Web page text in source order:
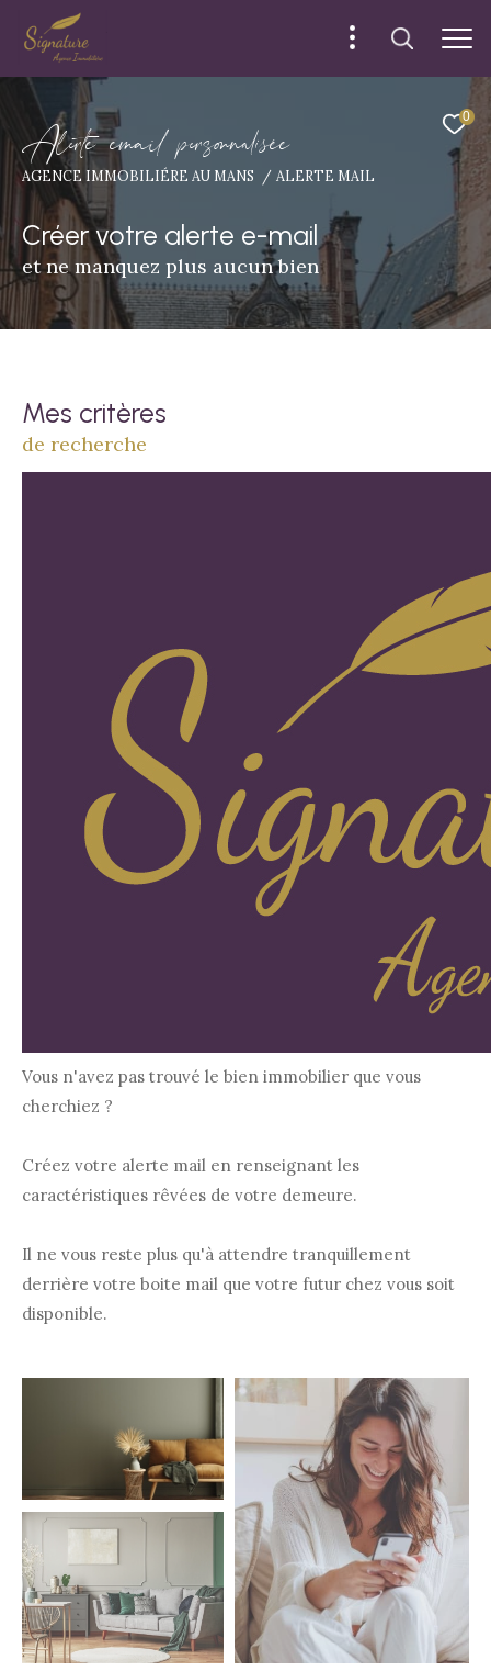
0
Alete emai pesonaiée
AGENCE IMMOBILIÉRE AU MANS ALERTE MAIL
Créer votre alerte e-mail
et ne manquez plus aucun bien
Mes critères
de recherche
Vous n'avez pas trouvé le bien immobilier que vous
cherchiez ?
Créez votre alerte mail en renseignant les
caractéristiques rêvées de votre demeure.
Il ne vous reste plus qu'à attendre tranquillement
derrière votre boite mail que votre futur chez vous soit
disponible.